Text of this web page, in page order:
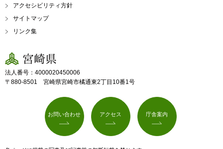
アクセシビリティ方針
サイトマップ
リンク集
宮崎県
法人番号：4000020450006
〒880-8501 宮崎県宮崎市橘通東2丁目10番1号
お問い合わせ アクセス 庁舎案内